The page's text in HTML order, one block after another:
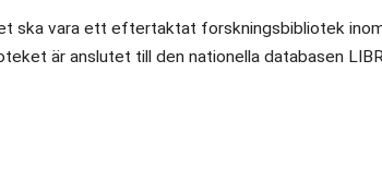
ska vara ett eftertaktat forskningsbibliotek
är anslutet till den nationella databasen